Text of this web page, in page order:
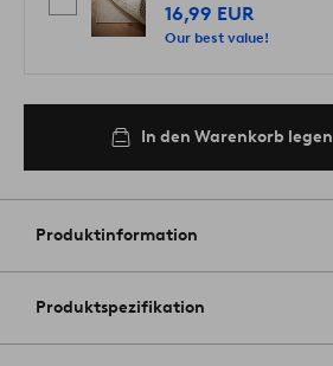
16,99 EUR
Our best value!
In den Warenkorb legen
Produktinformation
Produktspezifikation